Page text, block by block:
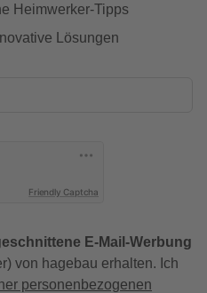
Heimwerker-Tipps
Lösungen
Friendly Captcha
E-Mail-Werbung
von hagebau erhalten. Ich
personenbezogenen